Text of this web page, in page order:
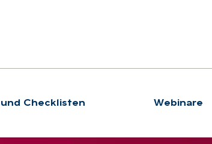
Checklisten We­bi­na­re